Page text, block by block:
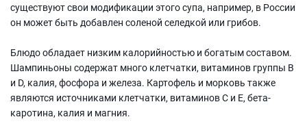
существуют свои модификации этого супа, например, в России
он может быть добавлен соленой селедкой или грибов.
Блюдо обладает низким калорийностью и богатым составом.
Шампиньоны содержат много клетчатки, витаминов группы B
и D, калия, фосфора и железа. Картофель и морковь также
являются источниками клетчатки, витаминов C и E, бета-
каротина, калия и магния.